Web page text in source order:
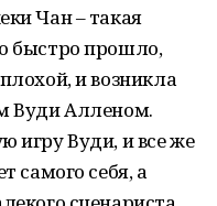
Чан – такая
быстро прошло,
и возникла
Вуди Алленом.
игру Вуди, и все же
самого себя, а